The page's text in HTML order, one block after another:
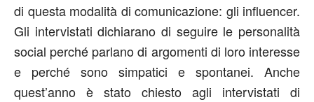
di questa modalità di comunicazione: gli influencer.
Gli intervistati dichiarano di seguire le personalità
social perché parlano di argomenti di loro interesse
e perché sono simpatici e spontanei. Anche
quest’anno è stato chiesto agli intervistati di